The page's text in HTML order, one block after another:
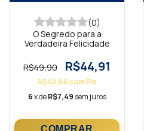
(0)
O Segredo para a
Verdadeira Felicidade
R$49,90 R$44,91
R$42,66 comPix
6x deR$7,49 sem juros